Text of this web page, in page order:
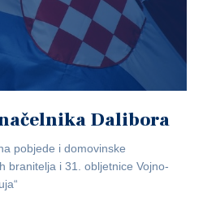
Dalibora
pobjede i domovinske
branitelja i 31. obljetnice Vojno-